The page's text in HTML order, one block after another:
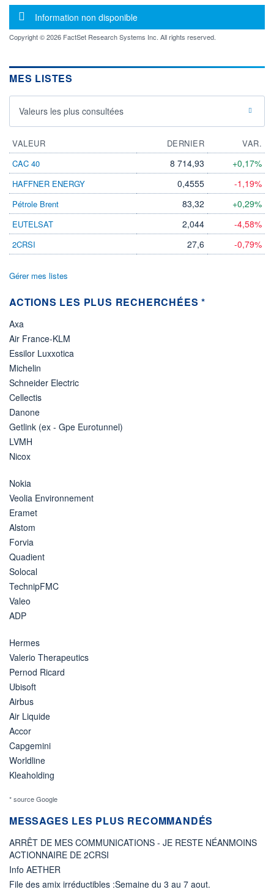
0,1360 0,1303
VOLUME
194 393
CAPITAL ÉCHANGÉ
0,00%
BAISSE
RENDEMENT
ESTIMÉ 2026
- -
DERNIER
ÉCHANGE
07.08.26 / 19:08:34
ÉLIGIBILITÉ
Non éligible
Boursobank
+ LISTE
Message d'information
Information non disponible
Copyright © 2026 FactSet Research Systems Inc. All rights reserved.
MES LISTES
Valeurs les plus consultées
VALEUR DERNIER
VAR.
CAC 40
8 714,93 +0,17%
HAFFNER ENERGY 0,4555 -1,19%
Pétrole Brent 83,32 +0,29%
EUTELSAT 2,044 -4,58%
2CRSI 27,6 -0,79%
Gérer mes listes
ACTIONS LES PLUS RECHERCHÉES *
Axa
Air France-KLM
Essilor Luxxotica
Michelin
Schneider Electric
Cellectis
Danone
Getlink (ex - Gpe Eurotunnel)
LVMH
Nicox
Nokia
Veolia Environnement
Eramet
Alstom
Forvia
Quadient
Solocal
TechnipFMC
Valeo
ADP
Hermes
Valerio Therapeutics
Pernod Ricard
Ubisoft
Airbus
Air Liquide
Accor
Capgemini
Worldline
Kleaholding
* source Google
MESSAGES LES PLUS RECOMMANDÉS
ARRÊT DE MES COMMUNICATIONS - JE RESTE NÉANMOINS
ACTIONNAIRE DE 2CRSI
Info AETHER
File des amix irréductibles :Semaine du 3 au 7 aout.